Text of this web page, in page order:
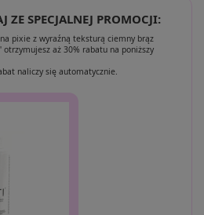
ZE SPECJALNEJ PROMOCJI:
pixie z wyraźną teksturą ciemny brąz
aż 30% rabatu na poniższy
naliczy się automatycznie.